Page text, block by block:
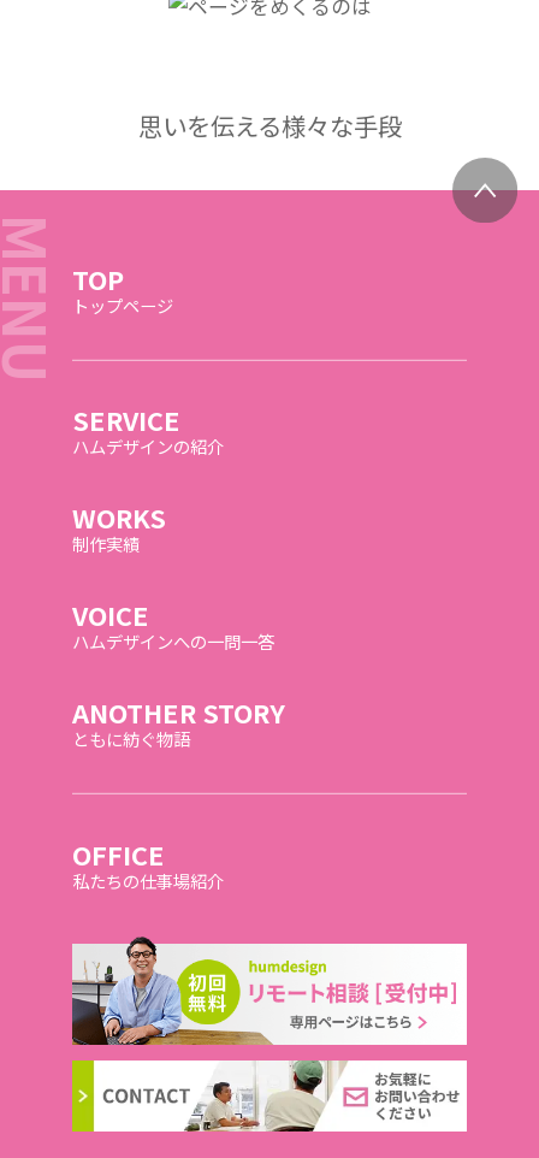
思いを伝える様々な手段
TOP
トップページ
SERVICE
ハムデザインの紹介
WORKS
制作実績
VOICE
ハムデザインへの一問一答
ANOTHER STORY
ともに紡ぐ物語
OFFICE
私たちの仕事場紹介